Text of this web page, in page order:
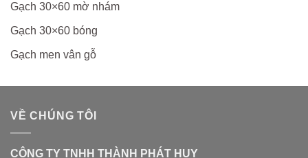
Gạch 30×60 mờ nhám
Gạch 30×60 bóng
Gạch men vân gỗ
VỀ CHÚNG TÔI
CÔNG TY TNHH THÀNH PHÁT HUY